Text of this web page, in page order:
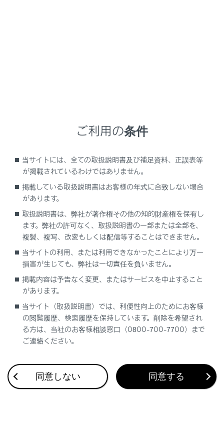
パノラマムーンルーフ／電動サンシェードの動
作を初期化する
合わせて見られているページ
警告灯が点灯／点滅した
ディスプレイに警告メッセージが表示された
このページは役に立ちましたか？
ご利用の条件
当サイトには、全ての取扱説明書及び補足資料、正誤表等
が掲載されているわけではありません。
掲載している取扱説明書はお客様の年式に合致しない場合
があります。
取扱説明書は、弊社が著作権その他の知的財産権を保有し
ます。弊社の許可なく、取扱説明書の一部または全部を、
複製、複写、改変もしくは配信等することはできません。
当サイトの利用、または利用できなかったことにより万一
損害が生じても、弊社は一切責任を負いません。
掲載内容は予告なく変更、またはサービスを中止すること
があります。
当サイト（取扱説明書）では、利便性向上のためにお客様
の閲覧履歴、検索履歴を保持しています。削除を希望され
る方は、当社のお客様相談窓口（0800-700-7700）まで
ご連絡ください。
同意しない 同意する